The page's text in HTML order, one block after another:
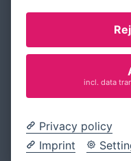
Kontakt aufnehmen
Allgemeine
Widerrufsbelehrung
Widerrufsformular
Datenschutz
Impressum
Cookie-Einstellungen
incl. data
Privacy policy
Imprint